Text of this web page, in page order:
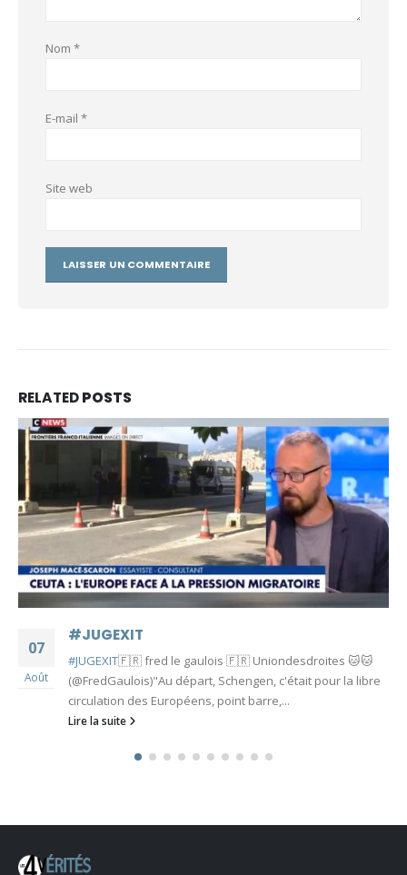
Nom *
E-mail *
Site web
RELATEDPOSTS
07
Août
#JUGEXIT
#JUGEXIT🇫🇷 fred le gaulois 🇫🇷 Uniondesdroites 🐱🐱
(@FredGaulois)"Au départ, Schengen, c'était pour la libre
circulation des Européens, point barre,...
Lire la suite